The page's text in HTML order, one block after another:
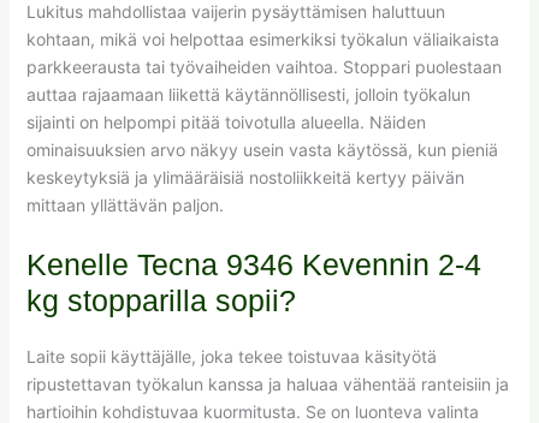
Lukitus mahdollistaa vaijerin pysäyttämisen haluttuun
kohtaan, mikä voi helpottaa esimerkiksi työkalun väliaikaista
parkkeerausta tai työvaiheiden vaihtoa. Stoppari puolestaan
auttaa rajaamaan liikettä käytännöllisesti, jolloin työkalun
sijainti on helpompi pitää toivotulla alueella. Näiden
ominaisuuksien arvo näkyy usein vasta käytössä, kun pieniä
keskeytyksiä ja ylimääräisiä nostoliikkeitä kertyy päivän
mittaan yllättävän paljon.
Kenelle Tecna 9346 Kevennin 2-4
kg stopparilla sopii?
Laite sopii käyttäjälle, joka tekee toistuvaa käsityötä
ripustettavan työkalun kanssa ja haluaa vähentää ranteisiin ja
hartioihin kohdistuvaa kuormitusta. Se on luonteva valinta